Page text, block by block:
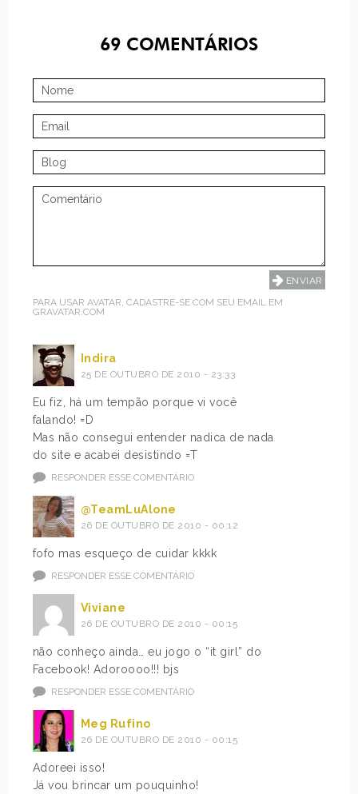
69 COMENTÁRIOS
PARA USAR AVATAR, CADASTRE-SE COM SEU EMAIL EM
GRAVATAR.COM
Indira
25 DE OUTUBRO DE 2010 - 23:33
Eu fiz, há um tempão porque vi você
falando! =D
Mas não consegui entender nadica de nada
do site e acabei desistindo =T
RESPONDER ESSE COMENTÁRIO
@TeamLuAlone
26 DE OUTUBRO DE 2010 - 00:12
fofo mas esqueço de cuidar kkkk
RESPONDER ESSE COMENTÁRIO
Viviane
26 DE OUTUBRO DE 2010 - 00:15
não conheço ainda… eu jogo o “it girl” do
Facebook! Adoroooo!!! bjs
RESPONDER ESSE COMENTÁRIO
Meg Rufino
26 DE OUTUBRO DE 2010 - 00:15
Adoreei isso!
Já vou brincar um pouquinho!